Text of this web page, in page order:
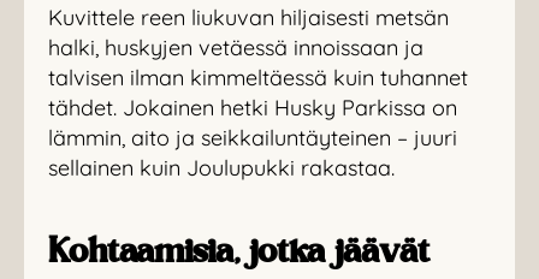
Kuvittele reen liukuvan hiljaisesti metsän
halki, huskyjen vetäessä innoissaan ja
talvisen ilman kimmeltäessä kuin tuhannet
tähdet. Jokainen hetki Husky Parkissa on
lämmin, aito ja seikkailuntäyteinen – juuri
sellainen kuin Joulupukki rakastaa.
Kohtaamisia, jotka jäävät